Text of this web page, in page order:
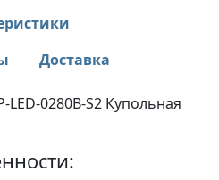
Доставка
LED-0280B-S2 Купольная